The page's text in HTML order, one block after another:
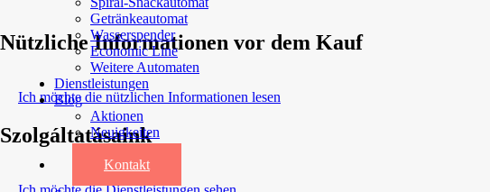
Getränkeautomat
Wasserspender
Economic Line
Weitere Automaten
Dienstleistungen
Blog
Aktionen
Neuigkeiten
Informationen
Kontakt
Nützliche Informationen vor dem Kauf
Ich möchte die nützlichen Informationen lesen
Szolgáltatásaink